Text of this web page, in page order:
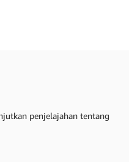
penjelajahan tentang